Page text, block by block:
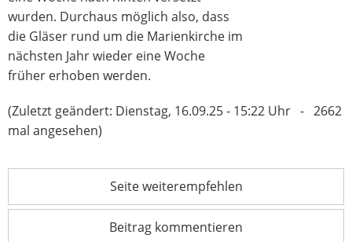
wurden. Durchaus möglich also, dass
die Gläser rund um die Marienkirche im
nächsten Jahr wieder eine Woche
früher erhoben werden.
(Zuletzt geändert: Dienstag, 16.09.25 - 15:22 Uhr - 2662
mal angesehen)
Seite weiterempfehlen
Beitrag kommentieren